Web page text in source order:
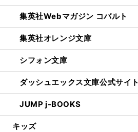
集英社Webマガジン コバルト
集英社オレンジ文庫
シフォン文庫
ダッシュエックス文庫公式サイト
JUMP j-BOOKS
キッズ